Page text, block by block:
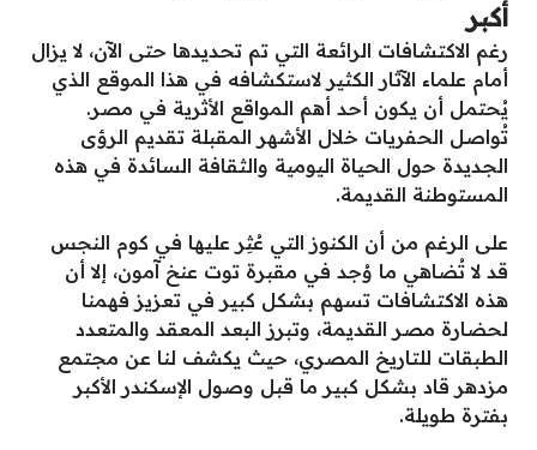
أكبر
رغم الاكتشافات الرائعة التي تم تحديدها حتى الآن، لا يزال
أمام علماء الآثار الكثير لاستكشافه في هذا الموقع الذي
يُحتمل أن يكون أحد أهم المواقع الأثرية في مصر.
تُواصل الحفريات خلال الأشهر المقبلة تقديم الرؤى
الجديدة حول الحياة اليومية والثقافة السائدة في هذه
المستوطنة القديمة.
على الرغم من أن الكنوز التي عُثِر عليها في كوم النجس
قد لا تُضاهي ما وُجد في مقبرة توت عنخ آمون، إلا أن
هذه الاكتشافات تسهم بشكل كبير في تعزيز فهمنا
لحضارة مصر القديمة، وتبرز البعد المعقد والمتعدد
الطبقات للتاريخ المصري، حيث يكشف لنا عن مجتمع
مزدهر قاد بشكل كبير ما قبل وصول الإسكندر الأكبر
بفترة طويلة.